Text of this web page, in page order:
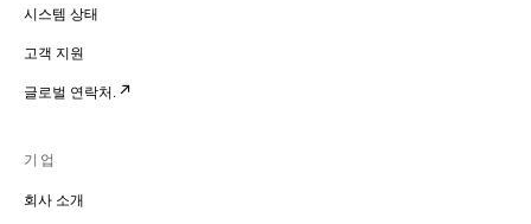
시스템 상태
고객 지원
글로벌 연락처.
기업
회사 소개